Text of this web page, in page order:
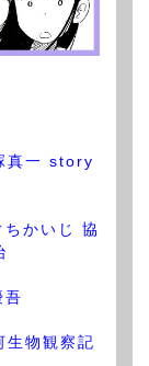
真一 story
ちかいじ 協
吾
生物観察記